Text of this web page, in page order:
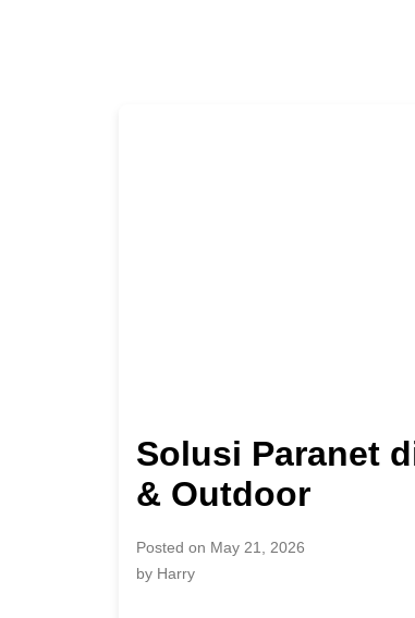
Solusi Paranet
& Outdoor
Posted on May 21, 2026
by Harry